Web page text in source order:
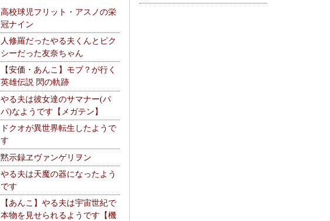
高校球児フリット・アスノの栄
冠ナイン
人修羅だったやる夫くんとピク
シーだった友奈ちゃん
【安価・あんこ】モブ？が行く
英雄伝説 閃の軌跡
やる夫は彼女達のサマナー(パ
パ)なようです【メガテン】
ドクオが異世界転生したようで
す
黙示録ヱヴァンゲリヲン
やる夫は天魔の器になったよう
です
【あんこ】やる夫は宇宙世紀で
本物を見せられるようです【機